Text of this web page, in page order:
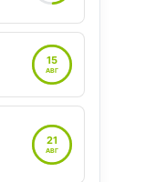
15
АВГ
21
АВГ